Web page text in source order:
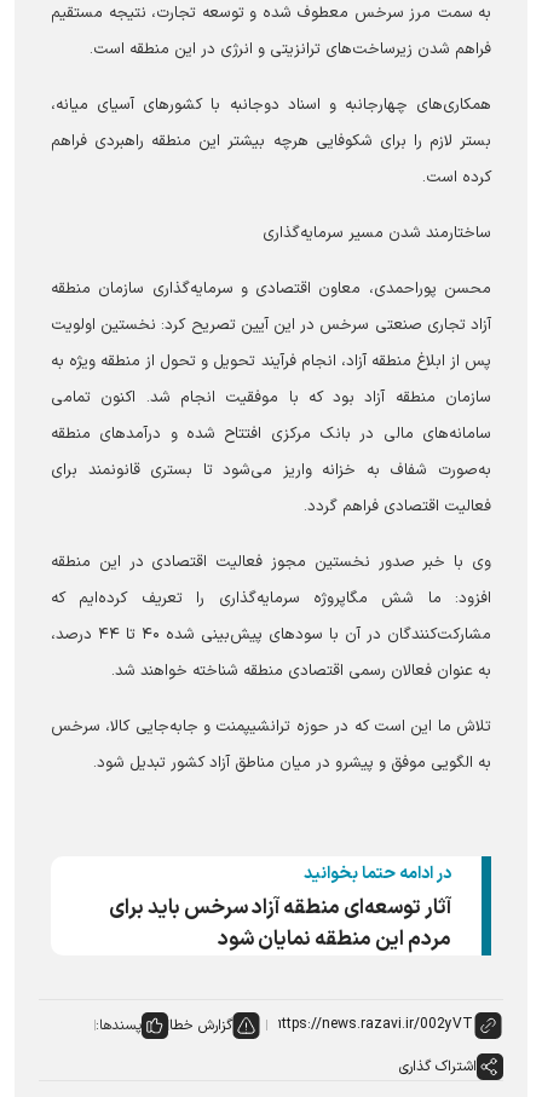
به سمت مرز سرخس معطوف شده و توسعه تجارت، نتیجه مستقیم
فراهم شدن زیرساخت‌های ترانزیتی و انرژی در این منطقه است.
همکاری‌های چهارجانبه و اسناد دوجانبه با کشور‌های آسیای میانه،
بستر لازم را برای شکوفایی هرچه بیشتر این منطقه راهبردی فراهم
کرده است.
ساختارمند شدن مسیر سرمایه‌گذاری
محسن پوراحمدی، معاون اقتصادی و سرمایه‌گذاری سازمان منطقه
آزاد تجاری صنعتی سرخس در این آیین تصریح کرد: نخستین اولویت
پس از ابلاغ منطقه آزاد، انجام فرآیند تحویل و تحول از منطقه ویژه به
سازمان منطقه آزاد بود که با موفقیت انجام شد. اکنون تمامی
سامانه‌های مالی در بانک مرکزی افتتاح شده و درآمد‌های منطقه
به‌صورت شفاف به خزانه واریز می‌شود تا بستری قانونمند برای
فعالیت اقتصادی فراهم گردد.
وی با خبر صدور نخستین مجوز فعالیت اقتصادی در این منطقه
افزود: ما شش مگاپروژه سرمایه‌گذاری را تعریف کرده‌ایم که
مشارکت‌کنندگان در آن با سود‌های پیش‌بینی شده ۴۰ تا ۴۴ درصد،
به عنوان فعالان رسمی اقتصادی منطقه شناخته خواهند شد.
تلاش ما این است که در حوزه ترانشیپمنت و جابه‌جایی کالا، سرخس
به الگویی موفق و پیشرو در میان مناطق آزاد کشور تبدیل شود.
در ادامه حتما بخوانید
آثار توسعه‌ای منطقه آزاد سرخس باید برای
مردم این منطقه نمایان شود
گزارش خطا
پسندها:
اشتراک گذاری